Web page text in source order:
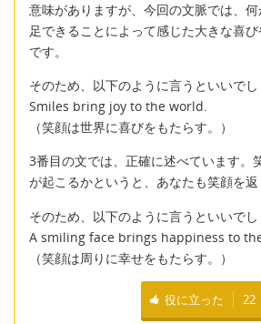
意味がありますが、今回の文脈では、
足できることによって感じた大きな喜
です。
そのため、以下のように言うといいでし
Smiles bring joy to the world.
（笑顔は世界に喜びをもたらす。）
3番目の文では、正確に述べています。
が起こるかというと、あなたも笑顔を返
そのため、以下のように言うといいでし
A smiling face brings happiness to
（笑顔は周りに幸せをもたらす。）
役に立った 22